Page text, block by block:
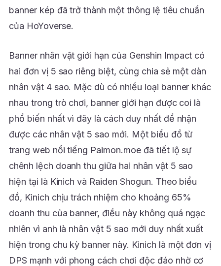
banner kép đã trở thành một thông lệ tiêu chuẩn
của HoYoverse.
Banner nhân vật giới hạn của Genshin Impact có
hai đơn vị 5 sao riêng biệt, cùng chia sẻ một dàn
nhân vật 4 sao. Mặc dù có nhiều loại banner khác
nhau trong trò chơi, banner giới hạn được coi là
phổ biến nhất vì đây là cách duy nhất để nhận
được các nhân vật 5 sao mới. Một biểu đồ từ
trang web nổi tiếng Paimon.moe đã tiết lộ sự
chênh lệch doanh thu giữa hai nhân vật 5 sao
hiện tại là Kinich và Raiden Shogun. Theo biểu
đồ, Kinich chịu trách nhiệm cho khoảng 65%
doanh thu của banner, điều này không quá ngạc
nhiên vì anh là nhân vật 5 sao mới duy nhất xuất
hiện trong chu kỳ banner này. Kinich là một đơn vị
DPS mạnh với phong cách chơi độc đáo nhờ cơ